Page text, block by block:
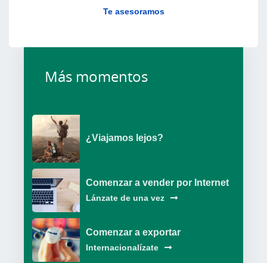
Te asesoramos
Más momentos
¿Viajamos lejos?
Comenzar a vender por Internet
Lánzate de una vez
Comenzar a exportar
Internacionalízate